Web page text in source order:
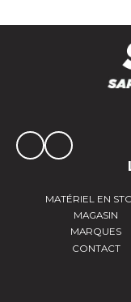
MATÉRIEL EN
MAGASIN
MARQUES
CONTACT